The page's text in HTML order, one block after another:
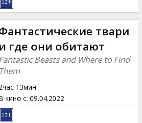
твари
и где они обитают
Fantastic Beasts and Where to Find
Them
13мин
кино с: 09.04.2022